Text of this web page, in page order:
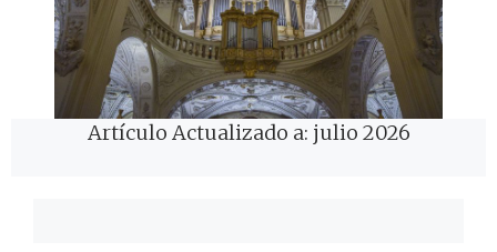
Artículo Actualizado a: julio 2026